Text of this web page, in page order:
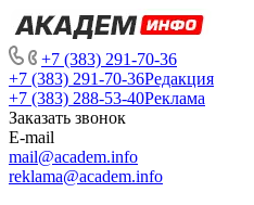
+7 (383) 291-70-36
+7 (383) 291-70-36Редакция
+7 (383) 288-53-40Реклама
Заказать звонок
E-mail
mail@academ.info
reklama@academ.info